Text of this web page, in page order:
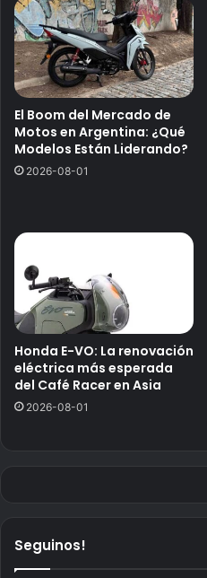
El Boom del Mercado de
Motos en Argentina: ¿Qué
Modelos Están Liderando?
2026-08-01
Honda E-VO: La renovación
eléctrica más esperada
del Café Racer en Asia
2026-08-01
Seguinos!